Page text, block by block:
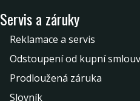
Servis a záruky
Reklamace a servis
Odstoupení od kupní
Prodloužená záruka
Slovník